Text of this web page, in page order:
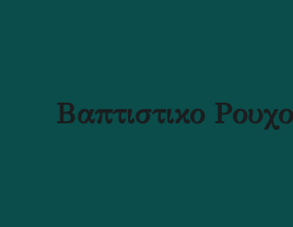
Βαπτιστικο